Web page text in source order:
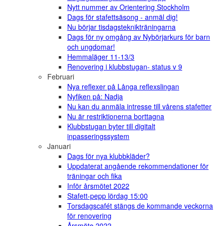
Nytt nummer av Orientering Stockholm
Dags för stafettsäsong - anmäl dig!
Nu börjar tisdagsteknikträningarna
Dags för ny omgång av Nybörjarkurs för barn
och ungdomar!
Hemmaläger 11-13/3
Renovering i klubbstugan- status v 9
Februari
Nya reflexer på Långa reflexslingan
Nyfiken på: Nadja
Nu kan du anmäla intresse till vårens stafetter
Nu är restriktionerna borttagna
Klubbstugan byter till digitalt
inpasseringssystem
Januari
Dags för nya klubbkläder?
Uppdaterat angående rekommendationer för
träningar och fika
Inför årsmötet 2022
Stafett-pepp lördag 15:00
Torsdagscafét stängs de kommande veckorna
för renovering